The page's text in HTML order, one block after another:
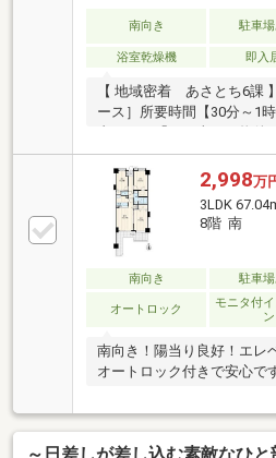
南向き 駐車
浴室乾燥機
即入
【 地域密着 あさとち6課
ース］所要時間【30分～1
方に最適です(^^)/［Bコー
間】◇おすすめ対象者・・
て、同条件の物件も比較
う方に最適です(^^)/［Cコ
時間】◇おすすめ対象者・
日が初めて！」という方に
がはじめての方に「不動産
の基本知識」の説明会つき
6課にお任せください！
2,998万
3LDK
8階 南
南向き 駐車
オートロック
モニタ付
ン
南向き！陽当り良好！エレ
オートロック付きで安心で